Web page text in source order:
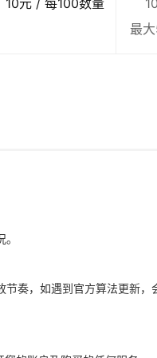
10元 / 每100数量
最
奏，如遇到官方算法更新，